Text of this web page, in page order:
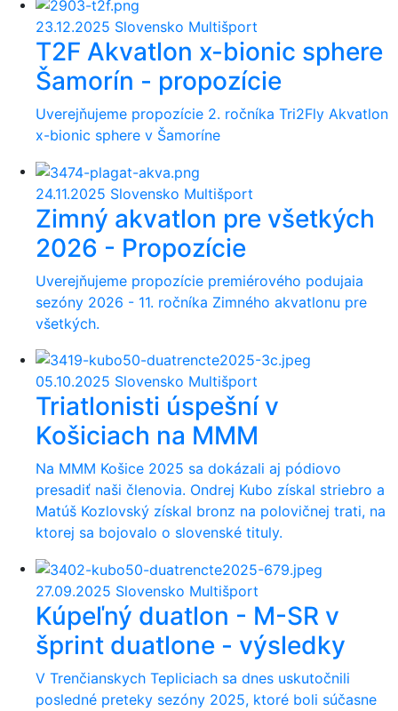
23.12.2025 Slovensko Multišport
T2F Akvatlon x-bionic sphere
Šamorín - propozície
Uverejňujeme propozície 2. ročníka Tri2Fly Akvatlon
x-bionic sphere v Šamoríne
24.11.2025 Slovensko Multišport
Zimný akvatlon pre všetkých
2026 - Propozície
Uverejňujeme propozície premiérového podujaia
sezóny 2026 - 11. ročníka Zimného akvatlonu pre
všetkých.
05.10.2025 Slovensko Multišport
Triatlonisti úspešní v
Košiciach na MMM
Na MMM Košice 2025 sa dokázali aj pódiovo
presadiť naši členovia. Ondrej Kubo získal striebro a
Matúš Kozlovský získal bronz na polovičnej trati, na
ktorej sa bojovalo o slovenské tituly.
27.09.2025 Slovensko Multišport
Kúpeľný duatlon - M-SR v
šprint duatlone - výsledky
V Trenčianskych Tepliciach sa dnes uskutočnili
posledné preteky sezóny 2025, ktoré boli súčasne